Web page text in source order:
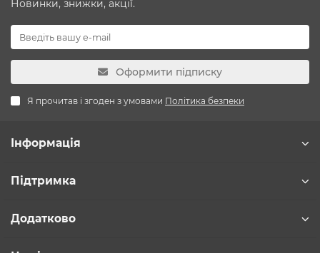
Новинки, знижки, акції.
Оформити підписку
Я прочитав і згоден з умовами Політика безпеки
Інформація
Підтримка
Додатково